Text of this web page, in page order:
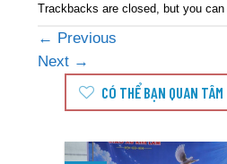
Trackbacks are closed, but you can
← Previous
Next →
CÓ THỂ BẠN QUAN TÂM